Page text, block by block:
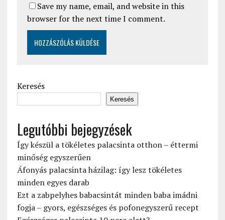
Save my name, email, and website in this
browser for the next time I comment.
Keresés
Keresés
Legutóbbi bejegyzések
Így készül a tökéletes palacsinta otthon – éttermi
minőség egyszerűen
Áfonyás palacsinta házilag: így lesz tökéletes
minden egyes darab
Ezt a zabpelyhes babacsintát minden baba imádni
fogja – gyors, egészséges és pofonegyszerű recept